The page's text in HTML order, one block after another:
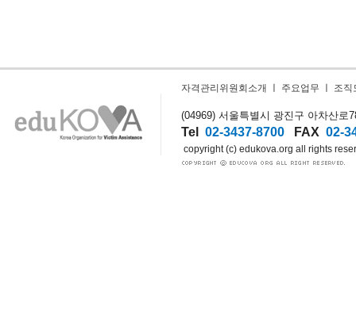
자격관리위원회소개 주요업무 조직
(04969) 서울특별시 광진구 아차산로
Tel 02-3437-8700 FAX 02-
copyright (c) edukova.org all rights